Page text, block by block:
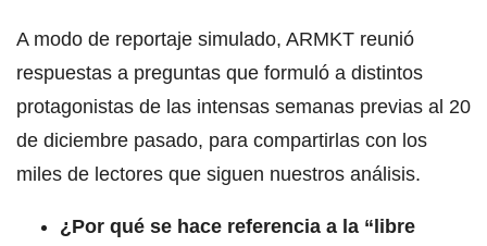
A modo de reportaje simulado, ARMKT reunió
respuestas a preguntas que formuló a distintos
protagonistas de las intensas semanas previas al 20
de diciembre pasado, para compartirlas con los
miles de lectores que siguen nuestros análisis.
¿Por qué se hace referencia a la “libre